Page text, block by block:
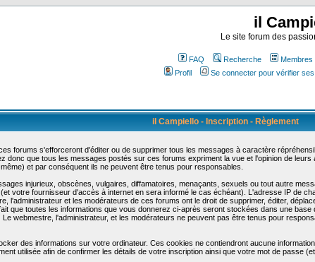
il
Le site forum des
FAQ Recherche Membres
Profil
Se connecter pour vérifier
il Campiello - Inscription - Règlement
forums s'efforceront d'éditer ou de supprimer tous les messages à caractère
donc que tous les messages postés sur ces forums expriment la vue et l'opinion de
et par conséquent ils ne peuvent être tenus pour responsables.
injurieux, obscènes, vulgaires, diffamatoires, menaçants, sexuels ou tout autre
votre fournisseur d'accès à internet en sera informé le cas échéant). L'adresse IP de
l'administrateur et les modérateurs de ces forums ont le droit de supprimer, éditer,
que toutes les informations que vous donnerez ci-après seront stockées dans une
webmestre, l'administrateur, et les modérateurs ne peuvent pas être tenus pour
des informations sur votre ordinateur. Ces cookies ne contiendront aucune
utilisée afin de confirmer les détails de votre inscription ainsi que votre mot de passe